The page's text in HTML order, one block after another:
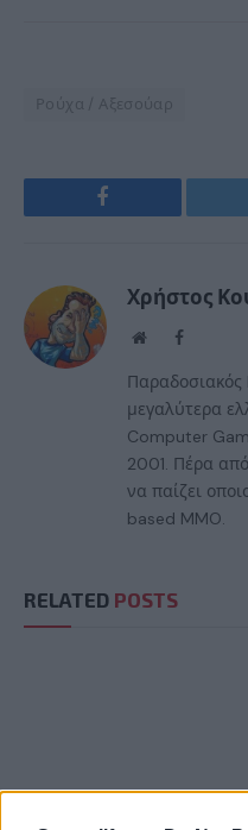
Ρούχα / Αξεσούαρ
Facebook
Χρήστος
WebsiteFacebook
Παραδοσιακός
μεγαλύτερα
Computer
2001. Πέρα
να παίζει
based MMO.
RELATED POSTS